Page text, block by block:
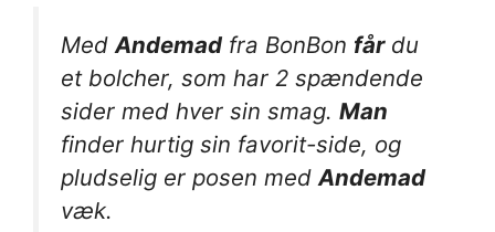
MedAndemadfra BonBon fårdu
et bolcher, som har 2 spændende
sider med hver sin smag. Man
finder hurtig sin favorit-side, og
pludselig er posen medAndemad
væk.